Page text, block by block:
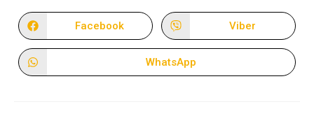
ВМІСТОМ
Відкрити
в
новому
Facebook
Відкрити
в
новому
Viber
Відкрити
в
WhatsApp